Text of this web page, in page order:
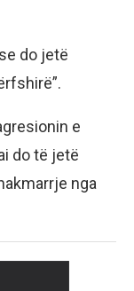
do jetë
e
do të jetë
nga